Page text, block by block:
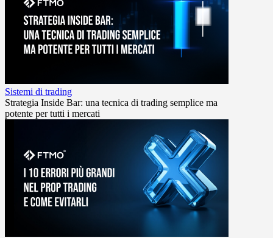
Sistemi di trading
Strategia Inside Bar: una tecnica di trading semplice ma
potente per tutti i mercati